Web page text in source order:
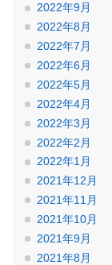
2022年9月
2022年8月
2022年7月
2022年6月
2022年5月
2022年4月
2022年3月
2022年2月
2022年1月
2021年12月
2021年11月
2021年10月
2021年9月
2021年8月